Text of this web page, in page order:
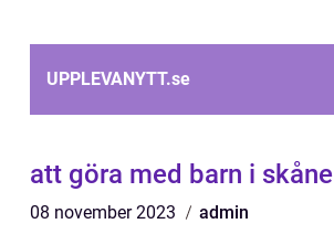
UPPLEVANYTT.se
att göra med barn i skåne
08 november 2023 admin